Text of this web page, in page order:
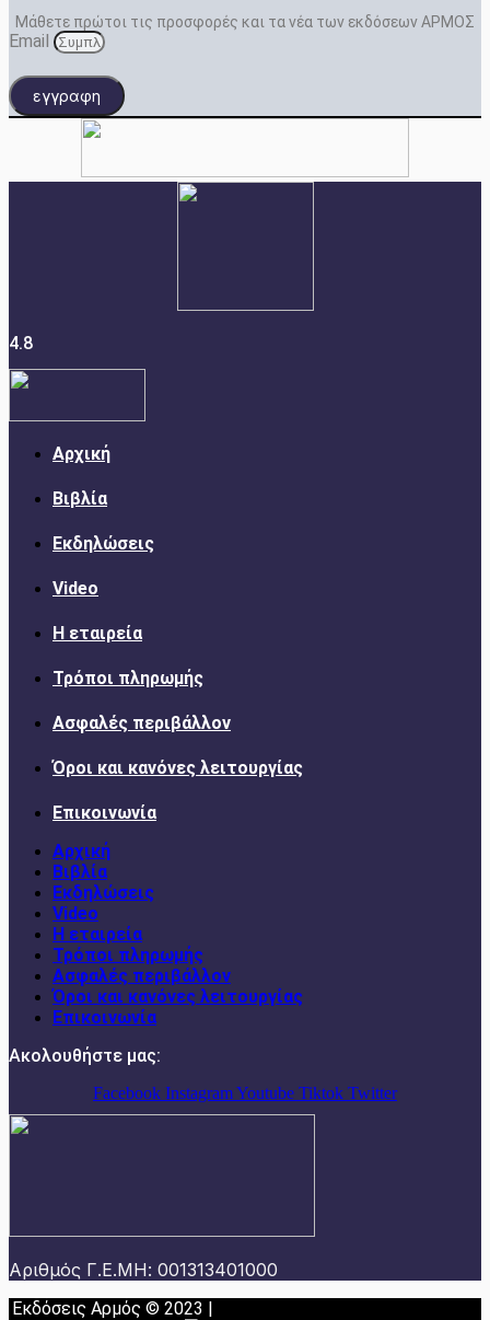
Μάθετε πρώτοι τις προσφορές και τα νέα των εκδόσεων ΑΡΜΟΣ
Email
εγγραφη
4.8
Αρχική
Βιβλία
Εκδηλώσεις
Video
Η εταιρεία
Τρόποι πληρωμής
Ασφαλές περιβάλλον
Όροι και κανόνες λειτουργίας
Επικοινωνία
Αρχική
Βιβλία
Εκδηλώσεις
Video
Η εταιρεία
Τρόποι πληρωμής
Ασφαλές περιβάλλον
Όροι και κανόνες λειτουργίας
Επικοινωνία
Ακολουθήστε μας:
Facebook InstagramYoutube Tiktok Twitter
Αριθμός Γ.Ε.ΜΗ: 001313401000
Εκδόσεις Αρμός © 2023 |